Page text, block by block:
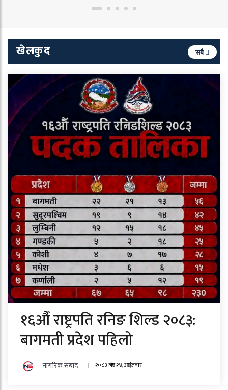
खेलकुद सबै
१६औँ राष्ट्रपति रनिङ शिल्ड २०८३:
बागमती प्रदेश पहिलो
नागरिक संबाद २०८३ जेष्ठ २४, आईतवार